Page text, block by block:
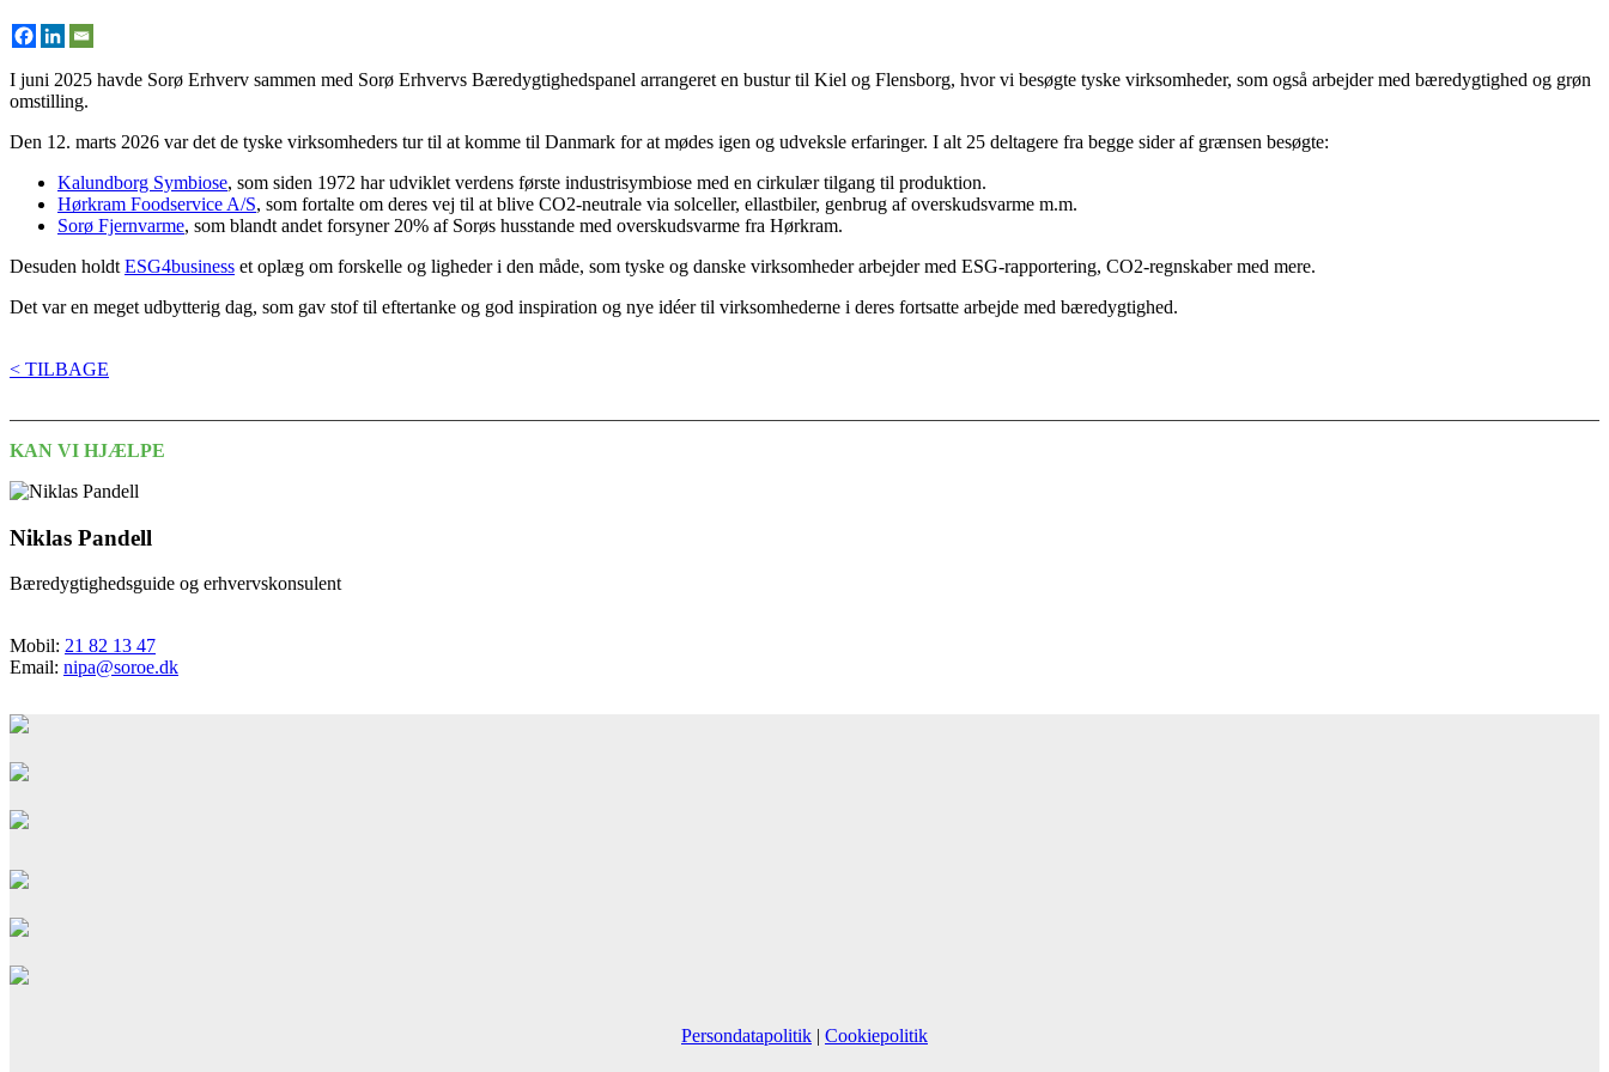
I juni 2025 havde Sorø Erhverv sammen med Sorø Erhvervs Bæredygtighedspanel arrangeret en bustur til Kiel og Flensborg, hvor vi besøgte tyske virksomheder, som også arbejder med bæredygtighed og grøn
omstilling.
Den 12. marts 2026 var det de tyske virksomheders tur til at komme til Danmark for at mødes igen og udveksle erfaringer. I alt 25 deltagere fra begge sider af grænsen besøgte:
Kalundborg Symbiose, som siden 1972 har udviklet verdens første industrisymbiose med en cirkulær tilgang til produktion.
Hørkram Foodservice A/S, som fortalte om deres vej til at blive CO2-neutrale via solceller, ellastbiler, genbrug af overskudsvarme m.m.
Sorø Fjernvarme, som blandt andet forsyner 20% af Sorøs husstande med overskudsvarme fra Hørkram.
Desuden holdt ESG4business et oplæg om forskelle og ligheder i den måde, som tyske og danske virksomheder arbejder med ESG-rapportering, CO2-regnskaber med mere.
Det var en meget udbytterig dag, som gav stof til eftertanke og god inspiration og nye idéer til virksomhederne i deres fortsatte arbejde med bæredygtighed.
< TILBAGE
KAN VI HJÆLPE
Niklas Pandell
Bæredygtighedsguide og erhvervskonsulent
Mobil: 21 82 13 47
Email: nipa@soroe.dk
Persondatapolitik | Cookiepolitik